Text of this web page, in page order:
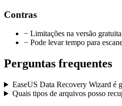
Contras
− Limitações na versão gratuita
− Pode levar tempo para
Perguntas frequentes
EaseUS Data Recovery Wizard é
Quais tipos de arquivos posso